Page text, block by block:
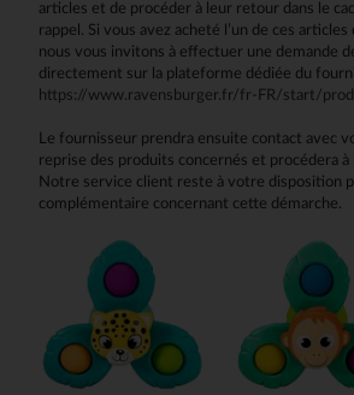
articles et de procéder à leur retour dans le
rappel. Si vous avez acheté l’un de ces articles
nous vous invitons à effectuer une demande
directement sur la plateforme dédiée du
https://www.ravensburger.fr/fr-FR/start/
Le fournisseur prendra ensuite contact avec
reprise des produits concernés et procédera
Notre service client reste à votre disposition
complémentaire concernant cette démarche.